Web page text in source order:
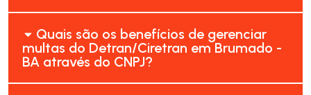
Quais são os benefícios de gerenciar
multas do Detran/Ciretran em Brumado -
BA através do CNPJ?